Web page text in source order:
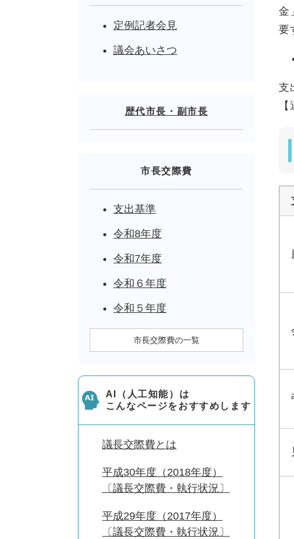
金
要
支
定例記者会見
議会あいさつ
歴代市長・副市長
市長交際費
支出基準
令和8年度
令和7年度
令和６年度
令和５年度
市長交際費の一覧
AI（人工知能）は
こんなページをおすすめします
議長交際費とは
平成30年度（2018年度）
〔議長交際費・執行状況〕
平成29年度（2017年度）
〔議長交際費・執行状況〕